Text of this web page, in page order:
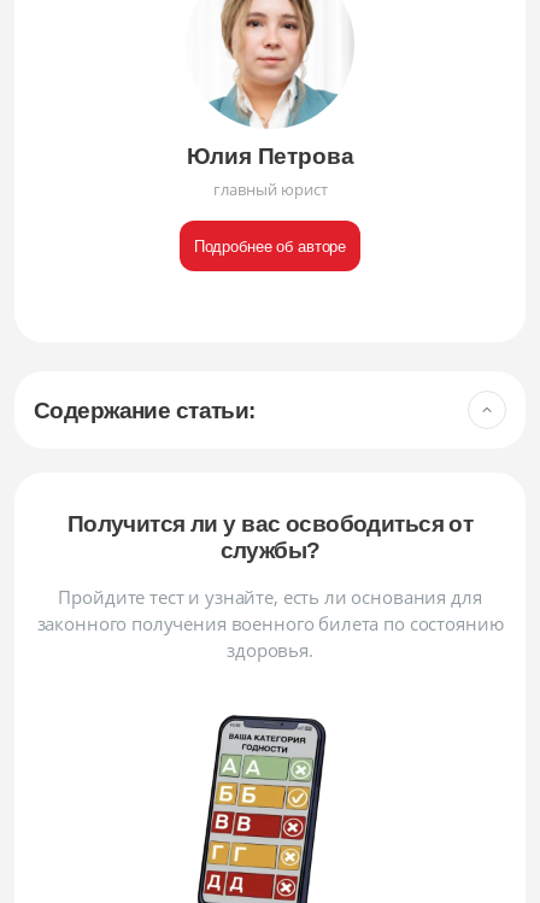
Юлия Петрова
главный юрист
Подробнее об авторе
Содержание статьи:
Получится ли у вас освободиться от
службы?
Пройдите тест и узнайте, есть ли основания для
законного получения военного билета по состоянию
здоровья.